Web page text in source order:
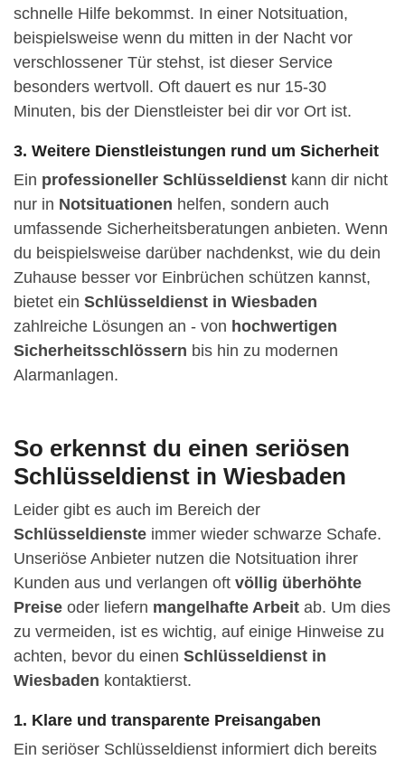
schnelle Hilfe bekommst. In einer Notsituation,
beispielsweise wenn du mitten in der Nacht vor
verschlossener Tür stehst, ist dieser Service
besonders wertvoll. Oft dauert es nur 15-30
Minuten, bis der Dienstleister bei dir vor Ort ist.
3. Weitere Dienstleistungen rund um Sicherheit
Ein professioneller Schlüsseldienst kann dir nicht
nur in Notsituationen helfen, sondern auch
umfassende Sicherheitsberatungen anbieten. Wenn
du beispielsweise darüber nachdenkst, wie du dein
Zuhause besser vor Einbrüchen schützen kannst,
bietet ein Schlüsseldienst in Wiesbaden
zahlreiche Lösungen an - von hochwertigen
Sicherheitsschlössern bis hin zu modernen
Alarmanlagen.
So erkennst du einen seriösen
Schlüsseldienst in Wiesbaden
Leider gibt es auch im Bereich der
Schlüsseldienste immer wieder schwarze Schafe.
Unseriöse Anbieter nutzen die Notsituation ihrer
Kunden aus und verlangen oft völlig überhöhte
Preise oder liefern mangelhafte Arbeit ab. Um dies
zu vermeiden, ist es wichtig, auf einige Hinweise zu
achten, bevor du einen Schlüsseldienst in
Wiesbaden kontaktierst.
1. Klare und transparente Preisangaben
Ein seriöser Schlüsseldienst informiert dich bereits